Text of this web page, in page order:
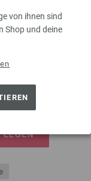
von ihnen sind
Shop und deine
Birkenholz
15cm
LEGEN